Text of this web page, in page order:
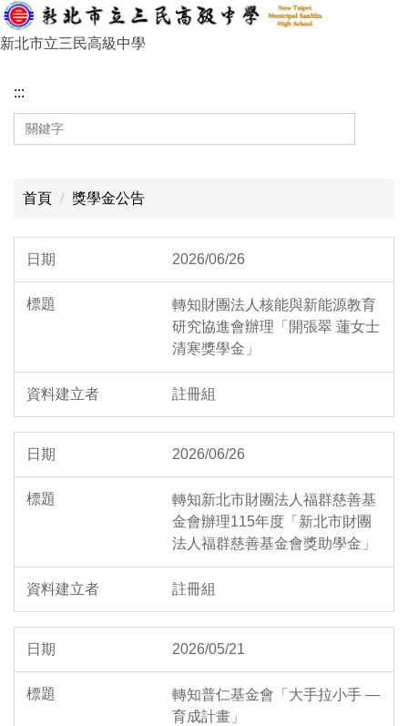
跳
到
內
區
新北市立三民高級中學
:::
首頁 獎學金公告
2026/06/26
轉知財團法人核能與新能源教育
研究協進會辦理「開張翠 蓮女士
清寒獎學金」
註冊組
2026/06/26
轉知新北市財團法人福群慈善基
金會辦理115年度「新北市財團
法人福群慈善基金會獎助學金」
註冊組
2026/05/21
轉知普仁基金會「大手拉小手 —
育成計畫」